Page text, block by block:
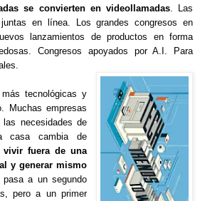
se convierten en videollamadas. Las
en línea. Los grandes congresos en
lanzamientos de productos en forma
Congresos apoyados por A.I. Para
tecnológicas y
Muchas empresas
necesidades de
casa cambia de
vivir fuera de una
y generar mismo
pasa a un segundo
pero a un primer